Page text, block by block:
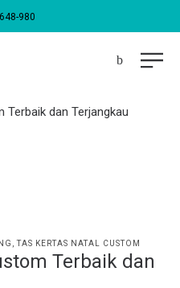
980
dan Terjangkau
TAS KERTAS NATAL CUSTOM
Terbaik dan